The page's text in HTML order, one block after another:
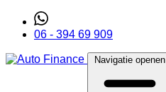
06 - 394 69 909
Navigatie openen